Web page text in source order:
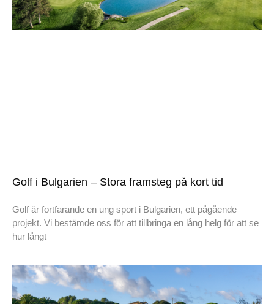
Golf i Bulgarien – Stora framsteg på kort tid
Golf är fortfarande en ung sport i Bulgarien, ett pågående
projekt. Vi bestämde oss för att tillbringa en lång helg för att se
hur långt